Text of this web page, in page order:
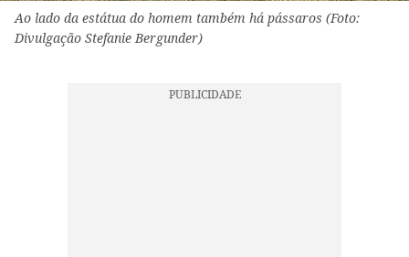
Ao lado da estátua do homem também há pássaros (Foto:
Divulgação Stefanie Bergunder)